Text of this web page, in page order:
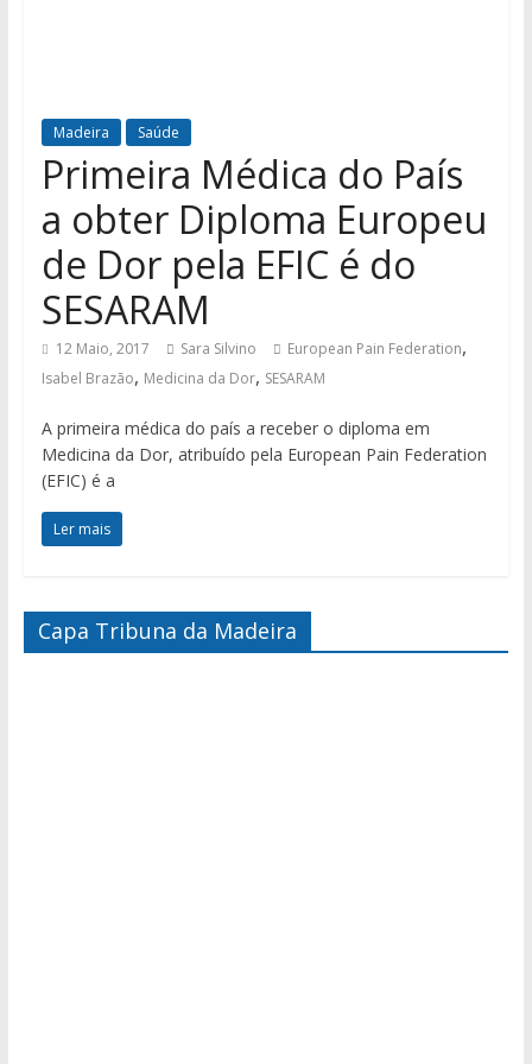
Madeira Saúde
Primeira Médica do País
a obter Diploma Europeu
de Dor pela EFIC é do
SESARAM
12 Maio, 2017 Sara Silvino European Pain Federation,
Isabel Brazão, Medicina da Dor, SESARAM
A primeira médica do país a receber o diploma em
Medicina da Dor, atribuído pela European Pain Federation
(EFIC) é a
Ler mais
Capa Tribuna da Madeira